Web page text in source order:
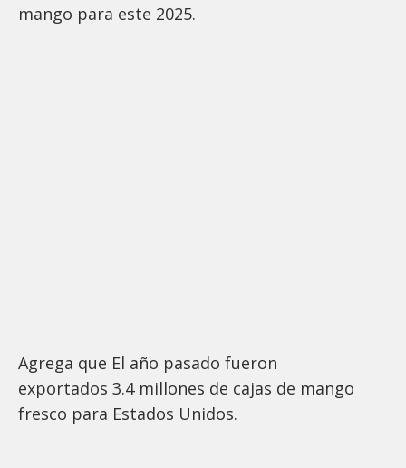
mango para este 2025.
Agrega que El año pasado fueron
exportados 3.4 millones de cajas de mango
fresco para Estados Unidos.